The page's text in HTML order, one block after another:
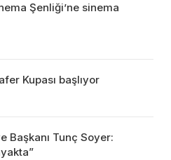
Şenliği’ne sinema
Kupası başlıyor
Başkanı Tunç Soyer: